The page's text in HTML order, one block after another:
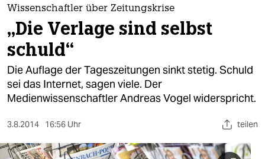
themen
politik
öko
gesellschaft
sport
Wissenschaftler über Zeitungskrise
„Die Verlage sind selbst
schuld“
Die Auflage der Tageszeitungen sinkt stetig. Schuld
sei das Internet, sagen viele. Der
Medienwissenschaftler Andreas Vogel widerspricht.
3.8.2014 16:56 Uhr teilen